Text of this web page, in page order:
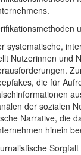
systematische,
Nutzerinnen und
die für
der sozialen
Narrative, die
hinein